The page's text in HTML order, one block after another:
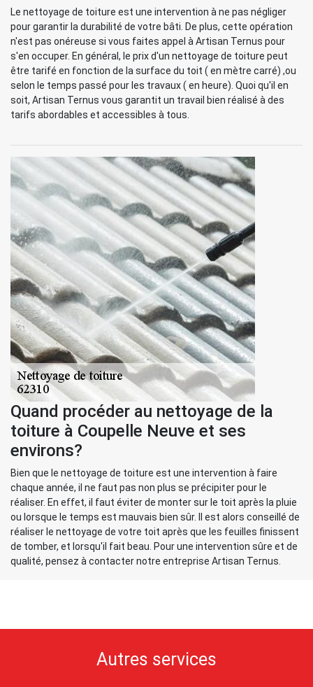
Le nettoyage de toiture est une intervention à ne pas négliger
pour garantir la durabilité de votre bâti. De plus, cette opération
n'est pas onéreuse si vous faites appel à Artisan Ternus pour
s'en occuper. En général, le prix d'un nettoyage de toiture peut
être tarifé en fonction de la surface du toit ( en mètre carré) ,ou
selon le temps passé pour les travaux ( en heure). Quoi qu'il en
soit, Artisan Ternus vous garantit un travail bien réalisé à des
tarifs abordables et accessibles à tous.
Quand procéder au nettoyage de la
toiture à Coupelle Neuve et ses
environs?
Bien que le nettoyage de toiture est une intervention à faire
chaque année, il ne faut pas non plus se précipiter pour le
réaliser. En effet, il faut éviter de monter sur le toit après la pluie
ou lorsque le temps est mauvais bien sûr. Il est alors conseillé de
réaliser le nettoyage de votre toit après que les feuilles finissent
de tomber, et lorsqu'il fait beau. Pour une intervention sûre et de
qualité, pensez à contacter notre entreprise Artisan Ternus.
Autres services